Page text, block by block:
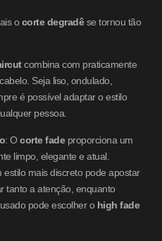
ocorte degradêse tornou tão
combina com praticamente
Seja liso, ondulado,
é possível adaptar o estilo
pessoa.
: Ocorte fadeproporciona um
limpo, elegante e atual.
mais discreto pode apostar
tanto a atenção, enquanto
pode escolher o high fade